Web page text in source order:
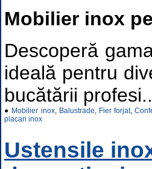
Mobilier inox
Descoperă
ideală pentru
bucătării
● Mobilier inox, Balustrade, Fier forjat,
placari inox
Ustensile